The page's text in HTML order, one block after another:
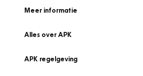
Meer informatie
Alles over APK
APK regelgeving